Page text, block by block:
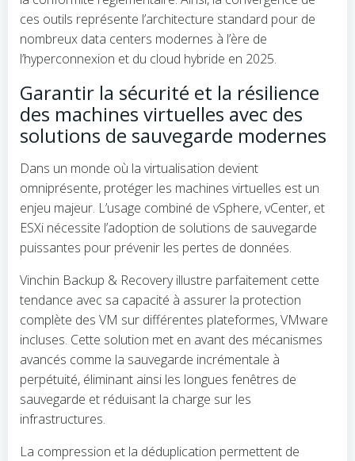
ces outils représente l’architecture standard pour de
nombreux data centers modernes à l’ère de
l’hyperconnexion et du cloud hybride en 2025.
Garantir la sécurité et la résilience
des machines virtuelles avec des
solutions de sauvegarde modernes
Dans un monde où la virtualisation devient
omniprésente, protéger les machines virtuelles est un
enjeu majeur. L’usage combiné de vSphere, vCenter, et
ESXi nécessite l’adoption de solutions de sauvegarde
puissantes pour prévenir les pertes de données.
Vinchin Backup & Recovery illustre parfaitement cette
tendance avec sa capacité à assurer la protection
complète des VM sur différentes plateformes, VMware
incluses. Cette solution met en avant des mécanismes
avancés comme la sauvegarde incrémentale à
perpétuité, éliminant ainsi les longues fenêtres de
sauvegarde et réduisant la charge sur les
infrastructures.
La compression et la déduplication permettent de